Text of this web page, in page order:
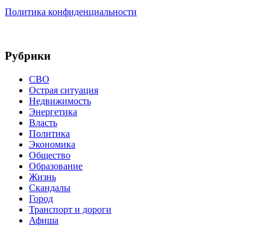
Политика конфиденциальности
Рубрики
СВО
Острая ситуация
Недвижимость
Энергетика
Власть
Политика
Экономика
Общество
Образование
Жизнь
Скандалы
Город
Транспорт и дороги
Афиша